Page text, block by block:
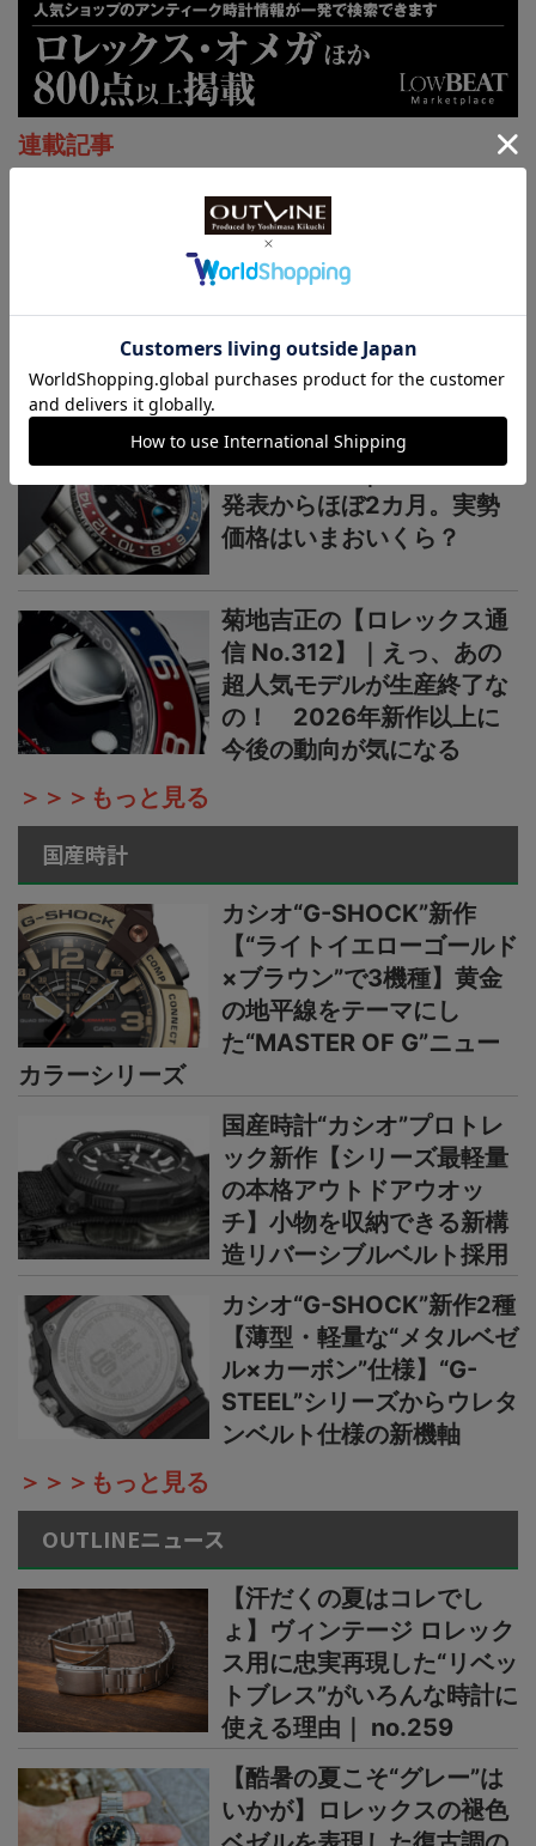
連載記事
菊地吉正の【ロレックス通
信 No.314】｜技術力を誇
示するグラフィカルで繊細
なジュビリーダイアルモチ
ーフ
菊地吉正の【ロレックス通
信 No.313】｜生産終了の
発表からほぼ2カ月。実勢
価格はいまおいくら？
菊地吉正の【ロレックス通
信 No.312】｜えっ、あの
超人気モデルが生産終了な
の！ 2026年新作以上に
今後の動向が気になる
＞＞＞もっと見る
国産時計
カシオ“G-SHOCK”新作
【“ライトイエローゴールド
×ブラウン”で3機種】黄金
の地平線をテーマにし
た“MASTER OF G”ニュー
カラーシリーズ
国産時計“カシオ”プロトレ
ック新作【シリーズ最軽量
の本格アウトドアウオッ
チ】小物を収納できる新構
造リバーシブルベルト採用
カシオ“G-SHOCK”新作2種
【薄型・軽量な“メタルベゼ
ル×カーボン”仕様】“G-
STEEL”シリーズからウレタ
ンベルト仕様の新機軸
＞＞＞もっと見る
OUTLINEニュース
【汗だくの夏はコレでし
ょ】ヴィンテージ ロレック
ス用に忠実再現した“リベッ
トブレス”がいろんな時計に
使える理由｜ no.259
【酷暑の夏こそ“グレー”は
いかが】ロレックスの褪色